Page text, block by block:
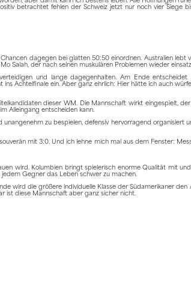
betrachtet fehlen der Schweiz jetzt nur noch vier Siege
dagegen bei glatten 50:50 einordnen. Australien lebt
Salah, der nach seinen muskulären Problemen wieder
und lange dagegenhalten. Am Ende
Achtelfinale ein. Aber ganz ehrlich: Hier hätte ich auch
dieser WM. Die Mannschaft wirkt eingespielt,
Alleingang entscheiden kann.
zu bespielen, defensiv hervorragend organisiert
mit 3:0. Und ich lehne mich mal aus dem Fenster:
wird. Kolumbien bringt spielerisch enorme Qualität mit
Gegner das Leben schwer zu machen.
wird die größere individuelle Klasse der Südamerikaner den
ist diese Mannschaft aber ganz sicher nicht.